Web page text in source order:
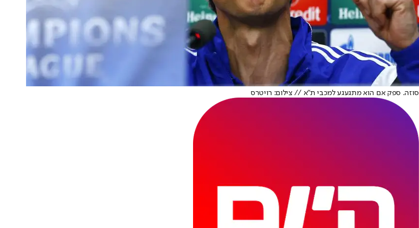
סוזה. ספק אם הוא מתגעגע למכבי ת"א // צילום: רויטרס